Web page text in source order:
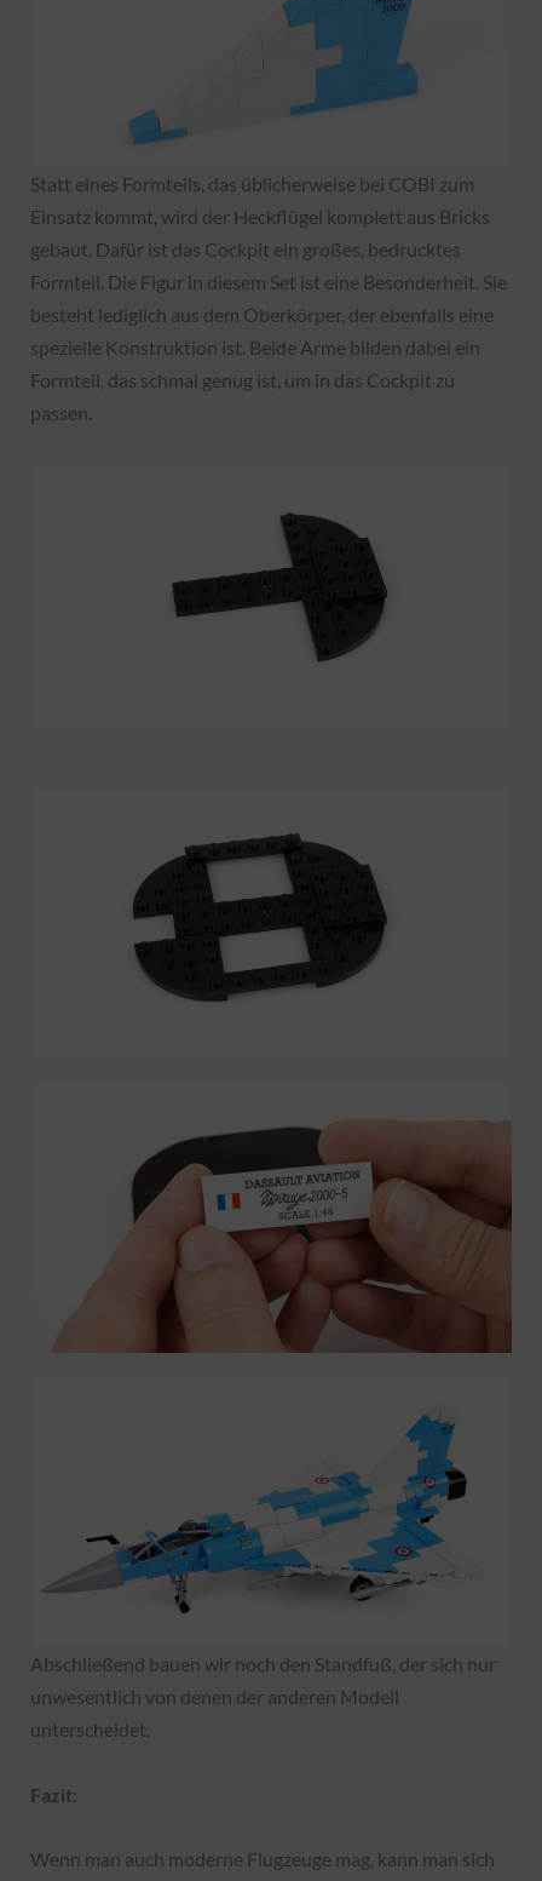
Statt eines Formteils, das üblicherweise bei COBI zum
Einsatz kommt, wird der Heckflügel komplett aus Bricks
gebaut. Dafür ist das Cockpit ein großes, bedrucktes
Formteil. Die Figur in diesem Set ist eine Besonderheit. Sie
besteht lediglich aus dem Oberkörper, der ebenfalls eine
spezielle Konstruktion ist. Beide Arme bilden dabei ein
Formteil, das schmal genug ist, um in das Cockpit zu
passen.
Abschließend bauen wir noch den Standfuß, der sich nur
unwesentlich von denen der anderen Modell
unterscheidet.
Fazit:
Wenn man auch moderne Flugzeuge mag, kann man sich